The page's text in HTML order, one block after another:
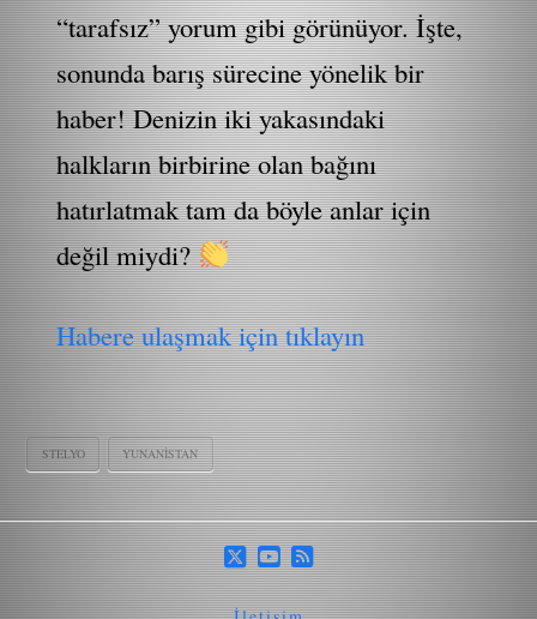
“tarafsız” yorum gibi görünüyor. İşte,
sonunda barış sürecine yönelik bir
haber! Denizin iki yakasındaki
halkların birbirine olan bağını
hatırlatmak tam da böyle anlar için
değil miydi?
Habere ulaşmak için tıklayın
STELYO YUNANISTAN